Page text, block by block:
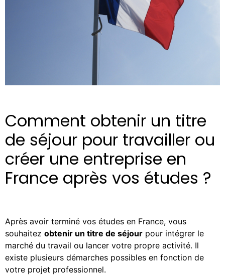
Comment obtenir un titre
de séjour pour travailler ou
créer une entreprise en
France après vos études ?
Après avoir terminé vos études en France, vous
souhaitez obtenir un titre de séjour pour intégrer le
marché du travail ou lancer votre propre activité. Il
existe plusieurs démarches possibles en fonction de
votre projet professionnel.